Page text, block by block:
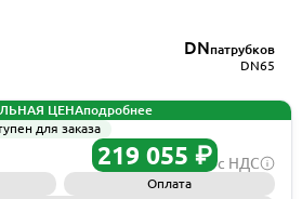
DNпатрубков
DN65
ЦЕНАподробнее
для заказа
219 055 ₽ с НДС
Оплата